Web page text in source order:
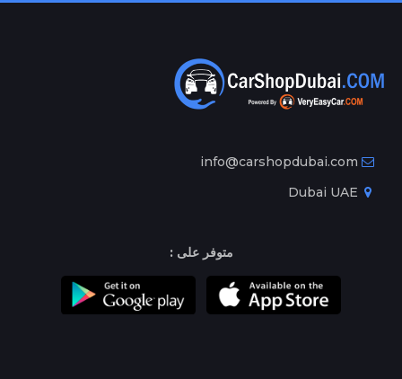
info@carshopdubai.com
متوفر على :